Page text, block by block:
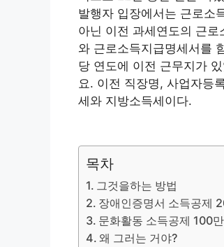
발행자 입장에서는 근로소
아닌 이전 과세연도의 근
와 근로소득지급명세서를
당 연도에 이전 근무지가
요. 이전 직장명, 사업자등
세와 지방소득세이다.
목차
그것을하는 방법
장애인증명서 소득공제
문화활동 소득공제 100
왜 그러는 거야?